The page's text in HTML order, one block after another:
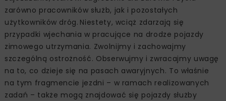
zarówno pracowników służb, jak i pozostałych
użytkowników dróg. Niestety, wciąż zdarzają się
przypadki wjechania w pracujące na drodze pojazdy
zimowego utrzymania. Zwolnijmy i zachowajmy
szczególną ostrożność. Obserwujmy i zwracajmy uwagę
na to, co dzieje się na pasach awaryjnych. To właśnie
na tym fragmencie jezdni – w ramach realizowanych
zadań – także mogą znajdować się pojazdy służby